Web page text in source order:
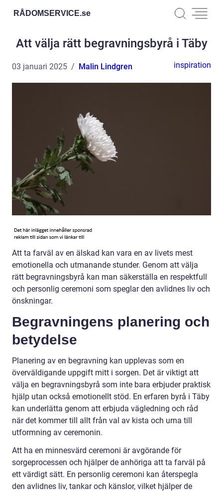
RÅDOMSERVICE.se
Att välja rätt begravningsbyrå i Täby
03 januari 2025 Malin Lindgren inspiration
Att ta farväl av en älskad kan vara en av livets mest
emotionella och utmanande stunder. Genom att välja
rätt begravningsbyrå kan man säkerställa en respektfull
och personlig ceremoni som speglar den avlidnes liv och
önskningar.
Begravningens planering och
betydelse
Planering av en begravning kan upplevas som en
överväldigande uppgift mitt i sorgen. Det är viktigt att
välja en begravningsbyrå som inte bara erbjuder praktisk
hjälp utan också emotionellt stöd. En erfaren byrå i Täby
kan underlätta genom att erbjuda vägledning och råd
när det kommer till allt från val av kista och urna till
utformning av ceremonin.
Att ha en minnesvärd ceremoni är avgörande för
sorgeprocessen och hjälper de anhöriga att ta farväl på
ett värdigt sätt. En personlig ceremoni kan återspegla
den avlidnes liv, tankar och känslor, vilket hjälper de